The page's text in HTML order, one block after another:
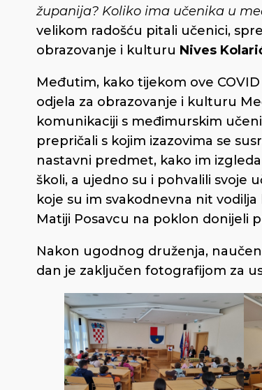
županija? Koliko ima učenika u
velikom radošću pitali učenici,
obrazovanje i kulturu Nives
Međutim, kako tijekom ove
odjela za obrazovanje i kulturu
komunikaciji s međimurskim
prepričali s kojim izazovima se
nastavni predmet, kako im
školi, a ujedno su i pohvalili svoje
koje su im svakodnevna nit
Matiji Posavcu na poklon donijeli
Nakon ugodnog druženja,
dan je zaključen fotografijom za